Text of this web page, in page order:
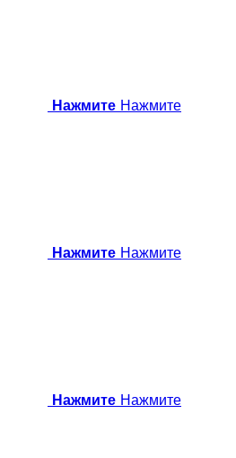
Нажмите Нажмите
Нажмите Нажмите
Нажмите Нажмите